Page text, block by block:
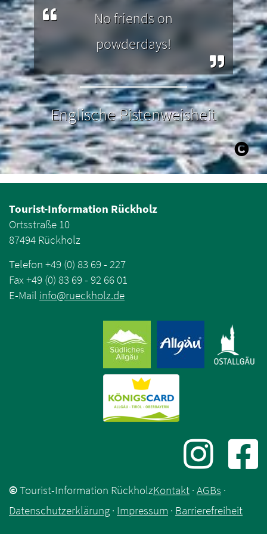
No friends on
powderdays!
Englische Pistenweisheit
Tourist-Information Rückholz
Ortsstraße 10
87494 Rückholz
Telefon +49 (0) 83 69 - 227
Fax +49 (0) 83 69 - 92 66 01
E-Mail info@rueckholz.de
©Tourist-Information RückholzKontakt · AGBs ·
Datenschutzerklärung · Impressum · Barrierefreiheit